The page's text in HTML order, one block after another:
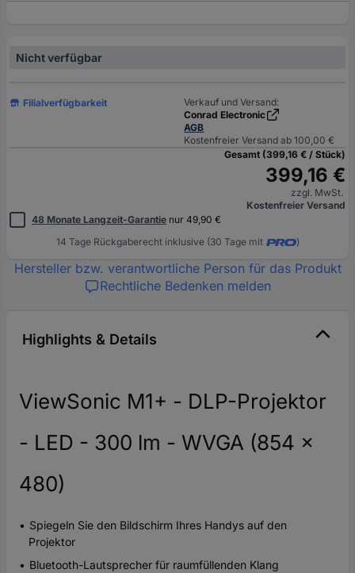
Nicht verfügbar
Filialverfügbarkeit
Verkauf und Versand:
Conrad Electronic
AGB
Kostenfreier Versand ab 100,00 €
Gesamt (399,16 € / Stück)
399,16 €
zzgl. MwSt.
Kostenfreier Versand
48 Monate Langzeit-Garantie nur 49,90 €
14 Tage Rückgaberecht inklusive (30 Tage mit
)
Hersteller bzw. verantwortliche Person für das Produkt
Rechtliche Bedenken melden
Highlights & Details
ViewSonic M1+ - DLP-Projektor
- LED - 300 lm - WVGA (854 x
480)
Spiegeln Sie den Bildschirm Ihres Handys auf den
Projektor
Bluetooth-Lautsprecher für raumfüllenden Klang